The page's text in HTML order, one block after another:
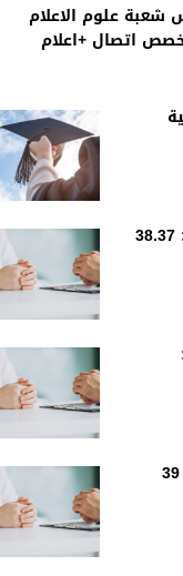
شعبة علوم الاعلام
اتصال +اعلام
الاعلان عن المنح المؤقت للاستشارات : 38.37
الاعلان عن الاستشارات رقم : 38.37 و 39